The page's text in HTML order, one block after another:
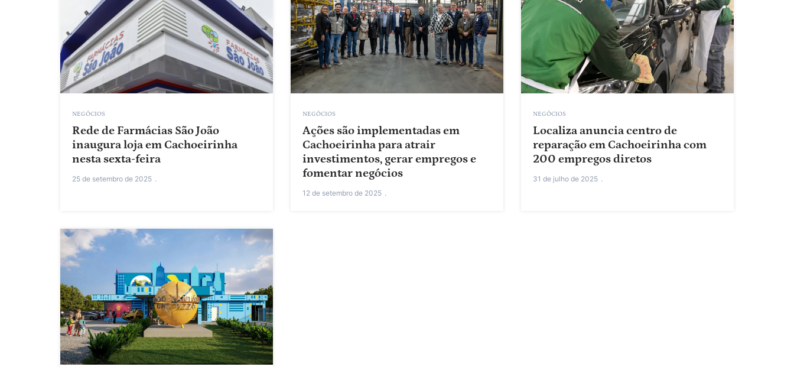
NEGÓCIOS
Rede de Farmácias São João
inaugura loja em Cachoeirinha
nesta sexta-feira
25 de setembro de 2025
NEGÓCIOS
Ações são implementadas em
Cachoeirinha para atrair
investimentos, gerar empregos e
fomentar negócios
12 de setembro de 2025
NEGÓCIOS
Localiza anuncia centro de
reparação em Cachoeirinha com
200 empregos diretos
31 de julho de 2025